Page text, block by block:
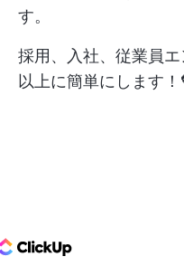
す。
採用、入社、従業員
以上に簡単にします！
Logo